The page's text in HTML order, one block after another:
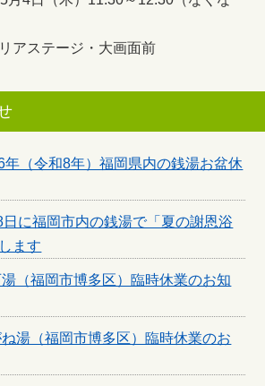
アステージ・大画面前
年（令和8年）福岡県内の銭湯お盆休
日に福岡市内の銭湯で「夏の謝恩浴
ます
（福岡市博多区）臨時休業のお知
ね湯（福岡市博多区）臨時休業のお